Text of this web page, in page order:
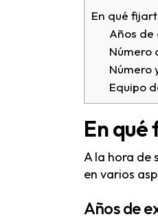
En qué
Años
Número
Número
Equipo
En
A la hora de
en varios
Años de